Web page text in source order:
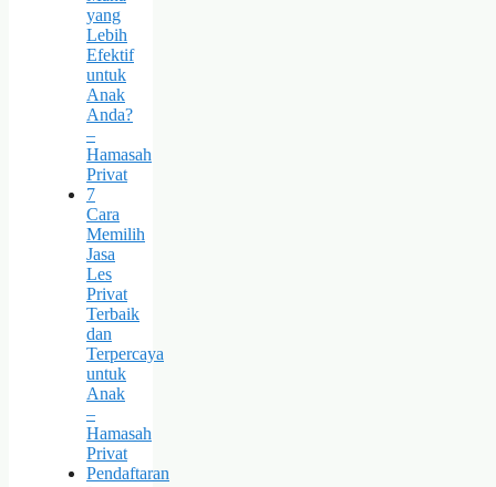
yang
Lebih
Efektif
untuk
Anak
Anda?
–
Hamasah
Privat
7
Cara
Memilih
Jasa
Les
Privat
Terbaik
dan
Terpercaya
untuk
Anak
–
Hamasah
Privat
Pendaftaran